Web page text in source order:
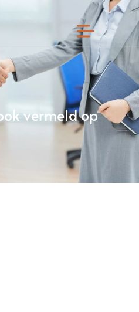
vermeld op